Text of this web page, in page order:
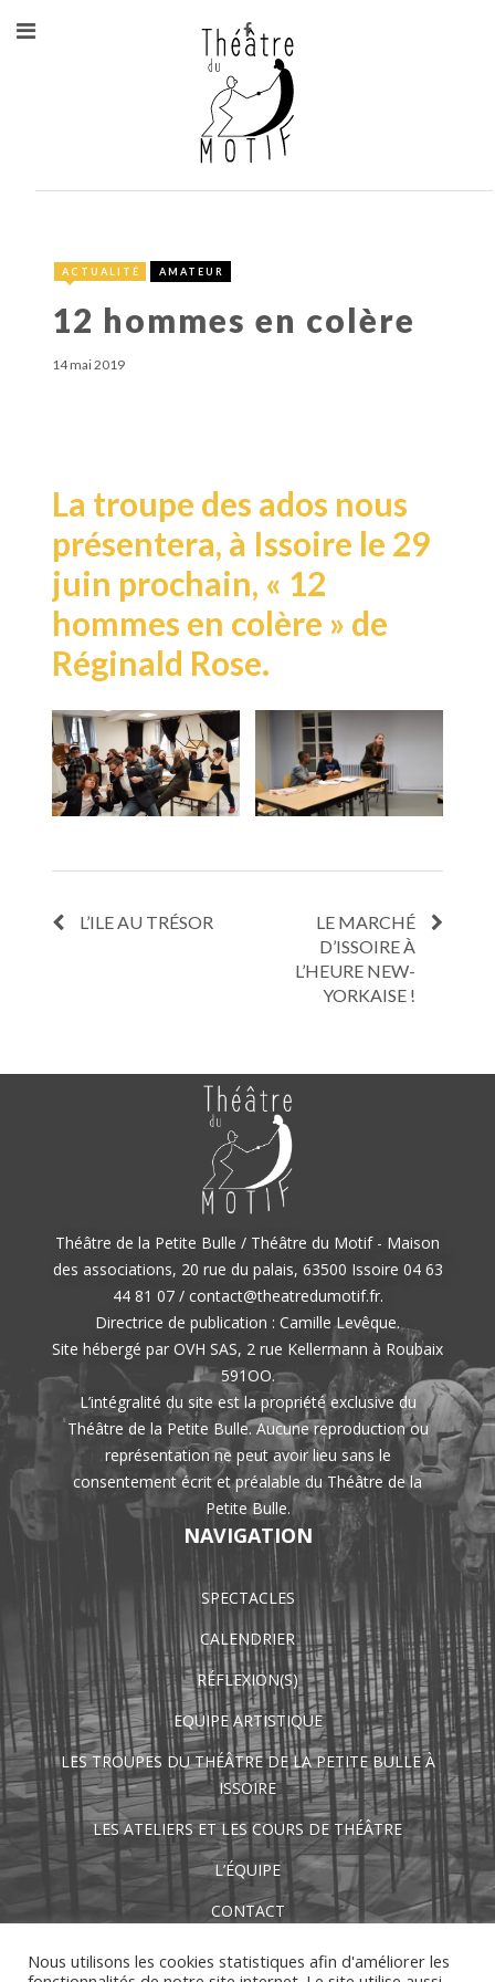
ACTUALITÉ AMATEUR
12 hommes en colère
14 mai 2019
La troupe des ados nous
présentera, à Issoire le 29
juin prochain, « 12
hommes en colère » de
Réginald Rose.
L’ILE AU TRÉSOR
LE MARCHÉ
D’ISSOIRE À
L’HEURE NEW-
YORKAISE !
Théâtre de la Petite Bulle / Théâtre du Motif - Maison
des associations, 20 rue du palais, 63500 Issoire 04 63
44 81 07 / contact@theatredumotif.fr.
Directrice de publication : Camille Levêque.
Site hébergé par OVH SAS, 2 rue Kellermann à Roubaix
591OO.
L’intégralité du site est la propriété exclusive du
Théâtre de la Petite Bulle. Aucune reproduction ou
représentation ne peut avoir lieu sans le
consentement écrit et préalable du Théâtre de la
Petite Bulle.
NAVIGATION
SPECTACLES
CALENDRIER
RÉFLEXION(S)
EQUIPE ARTISTIQUE
LES TROUPES DU THÉÂTRE DE LA PETITE BULLE À
ISSOIRE
LES ATELIERS ET LES COURS DE THÉÂTRE
L’ÉQUIPE
CONTACT
CONTACTEZ-NOUS
Nous utilisons les cookies statistiques afin d'améliorer les